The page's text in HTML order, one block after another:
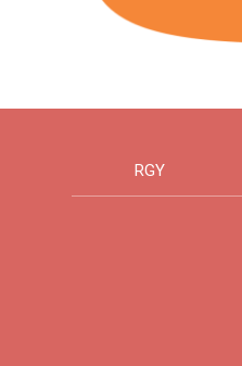
RGY